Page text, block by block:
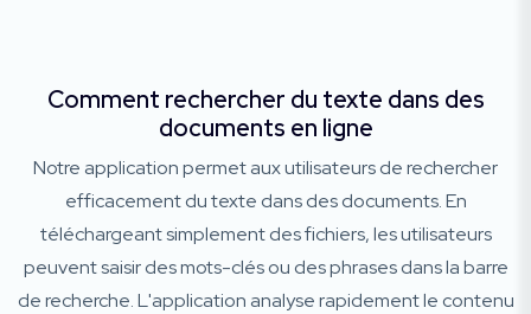
Comment rechercher du texte dans des
documents en ligne
Notre application permet aux utilisateurs de rechercher
efficacement du texte dans des documents. En
téléchargeant simplement des fichiers, les utilisateurs
peuvent saisir des mots-clés ou des phrases dans la barre
de recherche. L'application analyse rapidement le contenu